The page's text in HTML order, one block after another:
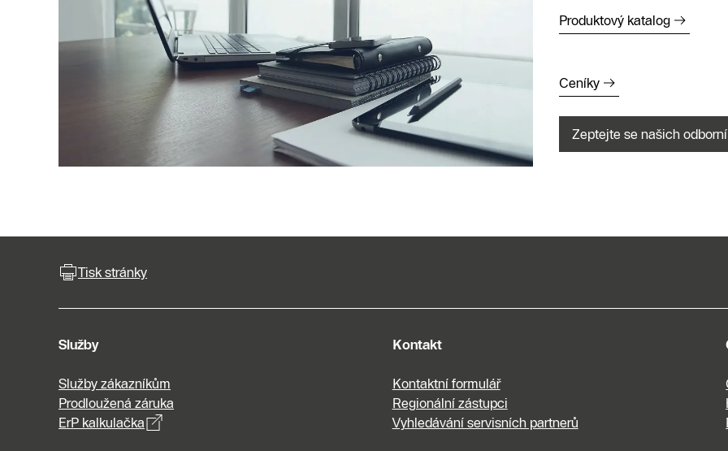
Produktový katalog
Ceníky
Zeptejte se našich
Tisk stránky
Služby
Služby zákazníkům
Prodloužená záruka
ErP kalkulačka
Kontakt
Kontaktní formulář
Regionální zástupci
Vyhledávání servisních partnerů